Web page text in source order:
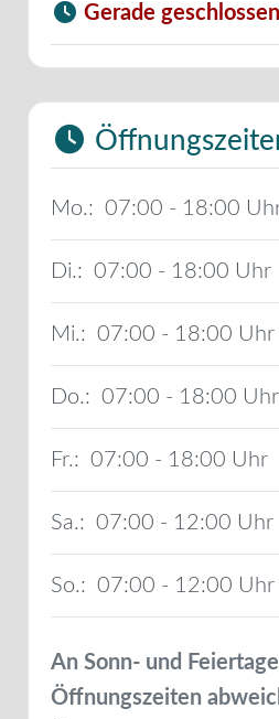
Gerade geschlossen
Mo.: 07:00 - 18:00
Di.: 07:00 - 18:00
Mi.: 07:00 - 18:00
Do.: 07:00 - 18:00
Fr.: 07:00 - 18:00
Sa.: 07:00 - 12:00
So.: 07:00 - 12:00
An Sonn- und
Öffnungszeiten